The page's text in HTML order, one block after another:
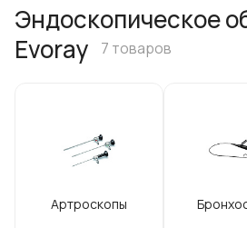
Эндоскопическое
Evoray
7 товаров
Артроскопы